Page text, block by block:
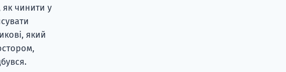
як чинити у
який